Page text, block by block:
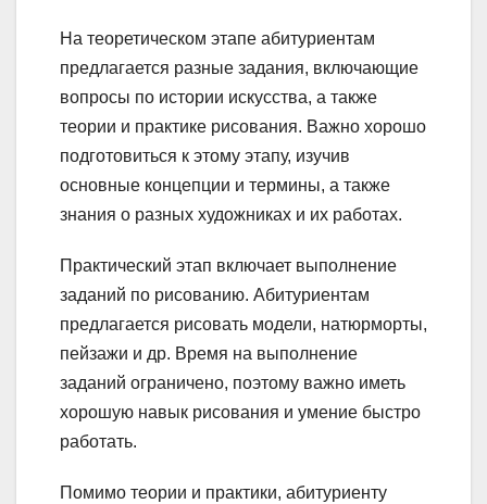
На теоретическом этапе абитуриентам
предлагается разные задания, включающие
вопросы по истории искусства, а также
теории и практике рисования. Важно хорошо
подготовиться к этому этапу, изучив
основные концепции и термины, а также
знания о разных художниках и их работах.
Практический этап включает выполнение
заданий по рисованию. Абитуриентам
предлагается рисовать модели, натюрморты,
пейзажи и др. Время на выполнение
заданий ограничено, поэтому важно иметь
хорошую навык рисования и умение быстро
работать.
Помимо теории и практики, абитуриенту